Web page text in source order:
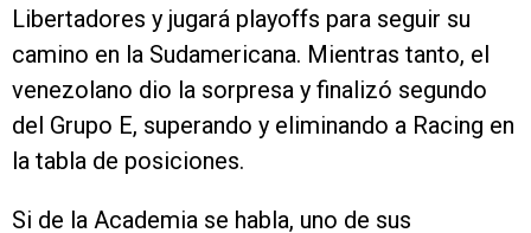
Libertadores y jugará playoffs para seguir su
camino en la Sudamericana. Mientras tanto, el
venezolano dio la sorpresa y finalizó segundo
del Grupo E, superando y eliminando a Racing en
la tabla de posiciones.
Si de la Academia se habla, uno de sus